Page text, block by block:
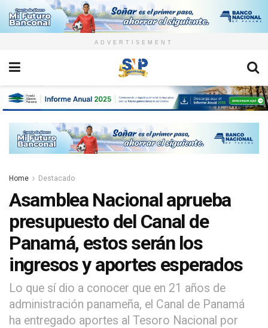
ADVERTISEMENT
Home Destacado
Asamblea Nacional aprueba
presupuesto del Canal de
Panamá, estos serán los
ingresos y aportes esperados
Lo que sí dio a conocer que en 21 años de
administración panameña, el Canal de Panamá
ha entregado aportes al Tesoro Nacional por